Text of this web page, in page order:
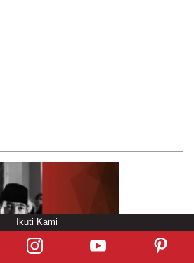
Ikuti Kami